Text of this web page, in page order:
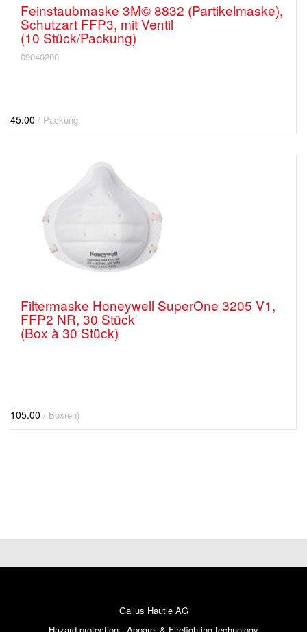
Feinstaubmaske 3M© 8832 (Partikelmaske),
Schutzart FFP3, mit Ventil
(10 Stück/Packung)
09040200
45.00 / Packung
Filtermaske Honeywell SuperOne 3205 V1,
FFP2 NR, 30 Stück
(Box à 30 Stück)
105.00 / Box(en)
Gallus Hautle AG